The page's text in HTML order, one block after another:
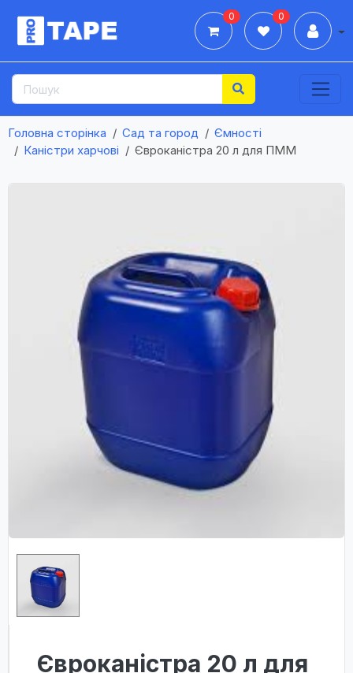
0 0
Головна сторінка Сад та город
Ємності
Каністри харчові
Євроканістра 20 л для ПММ
Євроканістра 20 л для